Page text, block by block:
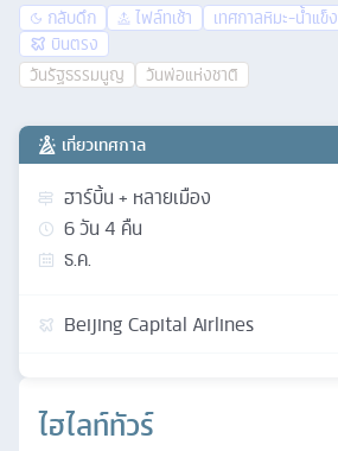
กลับดึก ไฟล์ทเช้า เทศกาลหิมะ-น้ำแข็ง
บินตรง
วันรัฐธรรมนูญ
วันพ่อแห่งชาติ
ไฮไลท์ทัวร์
เที่ยวเทศกาล
ฮาร์บิ้น + หลายเมือง
6วัน4 คืน
ธ.ค.
Beijing Capital Airlines